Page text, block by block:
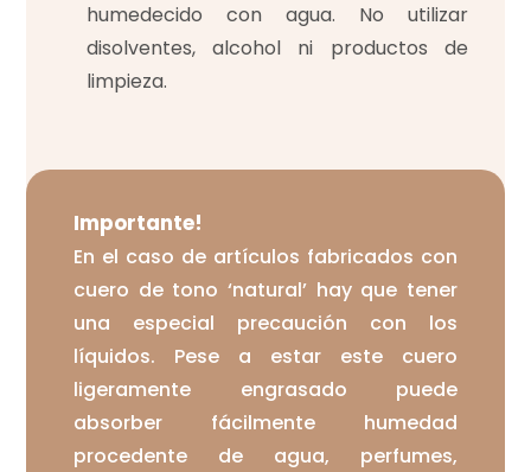
humedecido con agua. No utilizar
disolventes, alcohol ni productos de
limpieza.
Importante!
En el caso de artículos fabricados con
cuero de tono ‘natural’ hay que tener
una especial precaución con los
líquidos. Pese a estar este cuero
ligeramente engrasado puede
absorber fácilmente humedad
procedente de agua, perfumes,